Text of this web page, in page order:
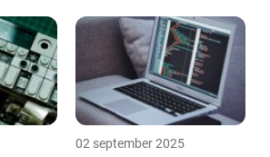
02 september 2025